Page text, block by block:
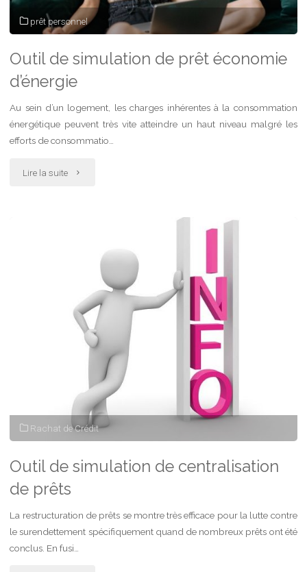
prêt personnel
Outil de simulation de prêt économie
d’énergie
Au sein d’un logement, les charges inhérentes à la consommation
énergétique peuvent très vite atteindre un haut niveau malgré les
efforts de consommatio…
Lire la suite "Outil
économie
d’énergie"
Rachat de Crédit
Outil de simulation de centralisation
de prêts
La restructuration de prêts se montre très efficace pour la lutte contre
le surendettement spécifiquement quand de nombreux prêts ont été
conclus. En fusi…